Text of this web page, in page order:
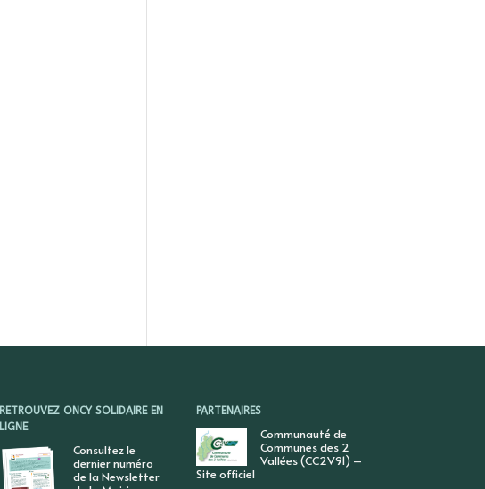
RETROUVEZ ONCY SOLIDAIRE EN
LIGNE
Consultez le
dernier numéro
de la Newsletter
PARTENAIRES
Communauté de
Communes des 2
Vallées (CC2V91) –
Site officiel